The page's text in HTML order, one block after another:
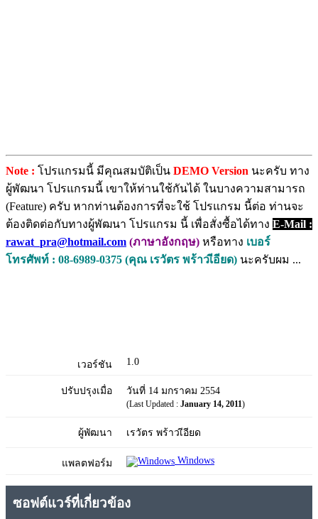
Note : โปรแกรมนี้ มีคุณสมบัติเป็น DEMO Version นะครับ ทาง
ผู้พัฒนา โปรแกรมนี้ เขาให้ท่านใช้กันได้ ในบางความสามารถ
(Feature) ครับ หากท่านต้องการที่จะใช้ โปรแกรม นี้ต่อ ท่านจะ
ต้องติดต่อกับทางผู้พัฒนา โปรแกรม นี้ เพื่อสั่งซื้อได้ทาง E-Mail :
rawat_pra@hotmail.com (ภาษาอังกฤษ) หรือทาง เบอร์
โทรศัพท์ : 08-6989-0375 (คุณ เรวัตร พร้าวเีอียด) นะครับผม ...
เวอร์ชัน 1.0
ปรับปรุงเมื่อ วันที่ 14 มกราคม 2554
(Last Updated : January 14, 2011)
ผู้พัฒนา เรวัตร พร้าวเีอียด
แพลตฟอร์ม Windows
ซอฟต์แวร์ที่เกี่ยวข้อง